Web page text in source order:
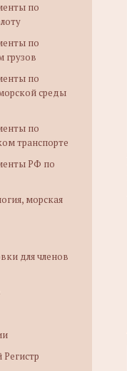
по
по
грузов
по
среды
по
транспорте
РФ по
морская
для членов